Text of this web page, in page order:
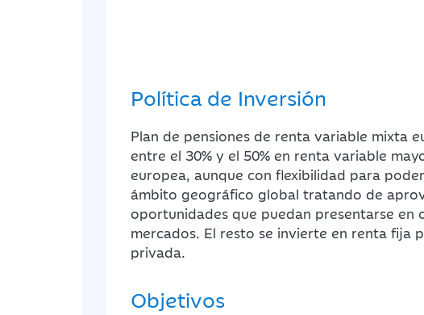
Política de Inversión
Plan de pensiones de renta variable mixta
entre el 30% y el 50% en renta variable
europea, aunque con flexibilidad para
ámbito geográfico global tratando de
oportunidades que puedan presentarse en
mercados. El resto se invierte en renta fija
privada.
Objetivos